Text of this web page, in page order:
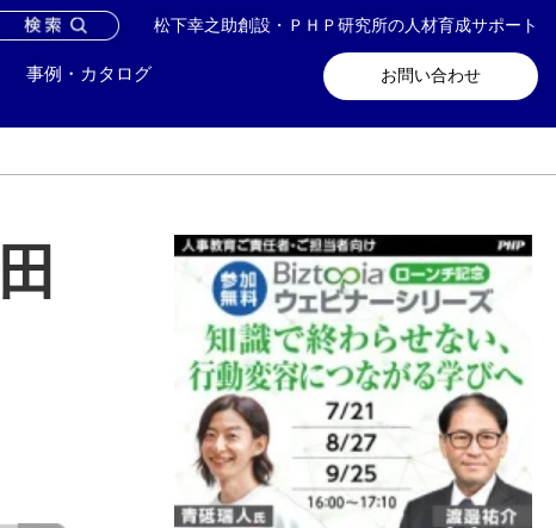
松下幸之助創設・ＰＨＰ研究所の人材育成サポート
お問い合わせ
事例・カタログ
お問い合わせ メールマガジン登録